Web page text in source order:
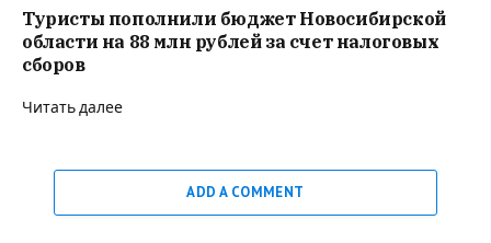
Туристы пополнили бюджет Новосибирской
области на 88 млн рублей за счет налоговых
сборов
Читать далее
ADD A COMMENT